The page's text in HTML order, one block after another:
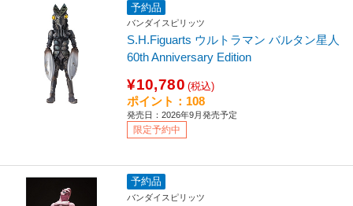
予約品
バンダイスピリッツ
S.H.Figuarts ウルトラマン バルタン星人
60th Anniversary Edition
¥10,780 (税込)
ポイント：108
発売日：2026年9月発売予定
限定予約中
予約品
バンダイスピリッツ